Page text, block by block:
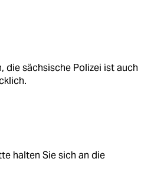
die sächsische Polizei ist auch
halten Sie sich an die